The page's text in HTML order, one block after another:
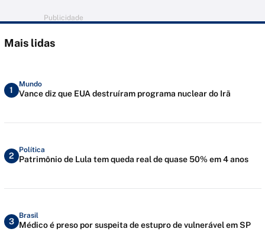
Publicidade
Mais lidas
1
Mundo
Vance diz que EUA destruíram programa nuclear do Irã
2
Política
Patrimônio de Lula tem queda real de quase 50% em 4 anos
3
Brasil
Médico é preso por suspeita de estupro de vulnerável em SP